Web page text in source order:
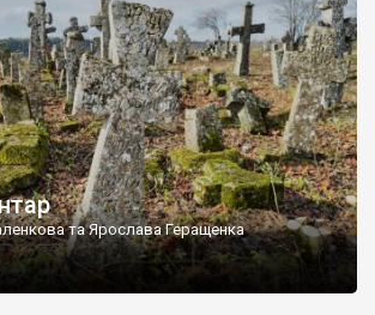
та Ярослава Геращенка